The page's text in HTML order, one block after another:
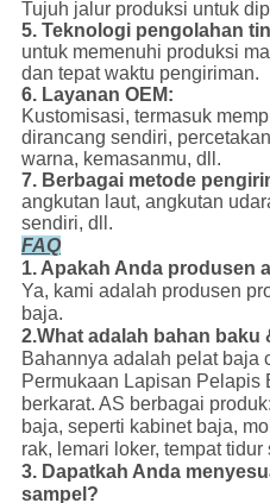
Tujuh jalur produksi untuk
5. Teknologi pengolahan
untuk memenuhi produksi
dan tepat waktu pengiriman.
6. Layanan OEM:
Kustomisasi, termasuk
dirancang sendiri,
warna, kemasanmu, dll.
7. Berbagai metode
angkutan laut, angkutan
sendiri, dll.
FAQ
1. Apakah Anda produsen
Ya, kami adalah produsen
baja.
2.What adalah bahan
Bahannya adalah pelat baja
Permukaan Lapisan Pelapis
berkarat. AS berbagai
baja, seperti kabinet baja,
rak, lemari loker, tempat tidur
3. Dapatkah Anda
sampel?